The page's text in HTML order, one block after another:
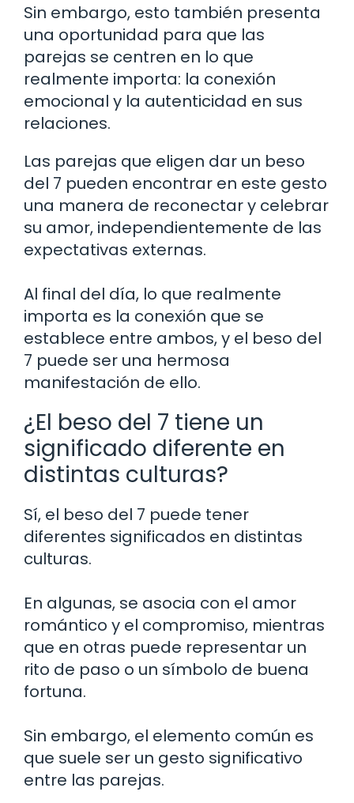
Sin embargo, esto también presenta
una oportunidad para que las
parejas se centren en lo que
realmente importa: la conexión
emocional y la autenticidad en sus
relaciones.
Las parejas que eligen dar un beso
del 7 pueden encontrar en este gesto
una manera de reconectar y celebrar
su amor, independientemente de las
expectativas externas.
Al final del día, lo que realmente
importa es la conexión que se
establece entre ambos, y el beso del
7 puede ser una hermosa
manifestación de ello.
¿El beso del 7 tiene un
significado diferente en
distintas culturas?
Sí, el beso del 7 puede tener
diferentes significados en distintas
culturas.
En algunas, se asocia con el amor
romántico y el compromiso, mientras
que en otras puede representar un
rito de paso o un símbolo de buena
fortuna.
Sin embargo, el elemento común es
que suele ser un gesto significativo
entre las parejas.